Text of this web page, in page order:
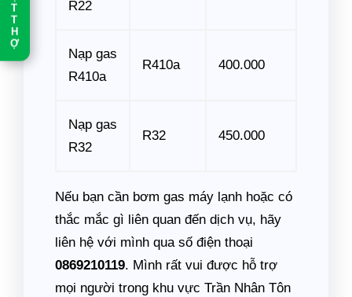
T
T
H
Ợ
R22
Nạp gas
R410a
R410a 400.000
Nạp gas
R32
R32 450.000
Nếu bạn cần bơm gas máy lạnh hoặc có
thắc mắc gì liên quan đến dịch vụ, hãy
liên hệ với mình qua số điện thoại
0869210119. Mình rất vui được hỗ trợ
mọi người trong khu vực Trần Nhân Tôn